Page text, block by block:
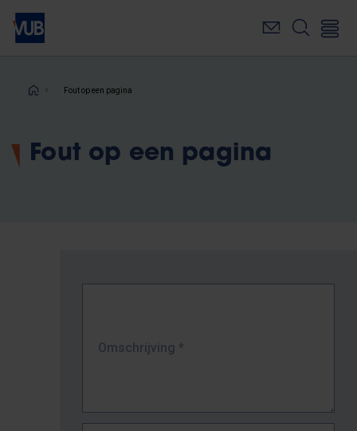
Overslaan
naar
inhoudKruimelpad
Fout op een pagina
Fout op een pagina
Omschrijving *